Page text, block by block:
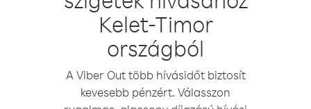
Kelet-Timor
országból
A Viber Out több hívásidőt biztosít
kevesebb pénzért. Válasszon